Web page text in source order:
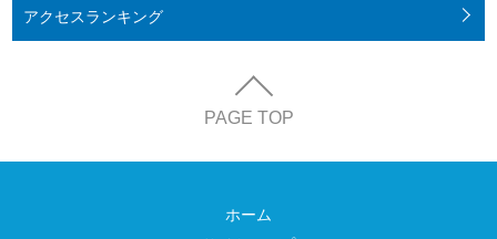
アクセスランキング
PAGE TOP
ホーム